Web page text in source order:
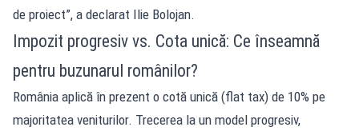
de proiect”, a declarat Ilie Bolojan.
Impozit progresiv vs. Cota unică: Ce înseamnă
pentru buzunarul românilor?
România aplică în prezent o cotă unică (flat tax) de 10% pe
majoritatea veniturilor. Trecerea la un model progresiv,